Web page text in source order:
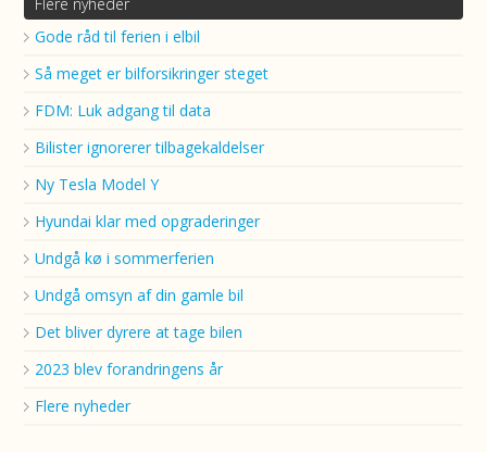
Gode råd til ferien i elbil
Så meget er bilforsikringer steget
FDM: Luk adgang til data
Bilister ignorerer tilbagekaldelser
Ny Tesla Model Y
Hyundai klar med opgraderinger
Undgå kø i sommerferien
Undgå omsyn af din gamle bil
Det bliver dyrere at tage bilen
2023 blev forandringens år
Flere nyheder